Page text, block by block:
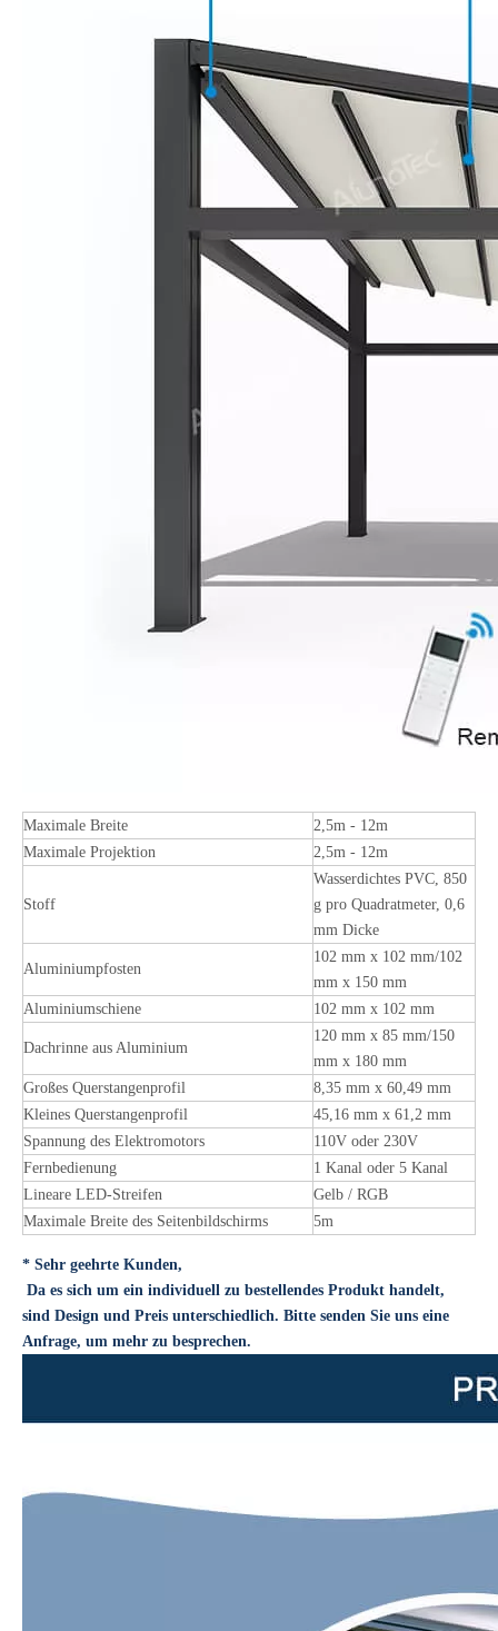
Maximale Breite
2,5m - 12m
Maximale Projektion
2,5m - 12m
Stoff
Wasserdichtes PVC, 850
g pro Quadratmeter, 0,6
mm Dicke
Aluminiumpfosten
102 mm x 102 mm/102
mm x 150 mm
Aluminiumschiene
102 mm x 102 mm
Dachrinne aus Aluminium
120 mm x 85 mm/150
mm x 180 mm
Großes Querstangenprofil
8,35 mm x 60,49 mm
Kleines Querstangenprofil
45,16 mm x 61,2 mm
Spannung des Elektromotors
110V oder 230V
Fernbedienung
1 Kanal oder 5 Kanal
Lineare LED-Streifen
Gelb / RGB
Maximale Breite des Seitenbildschirms
5m
* Sehr geehrte Kunden,
Da es sich um ein individuell zu bestellendes Produkt handelt,
sind Design und Preis unterschiedlich. Bitte senden Sie uns eine
Anfrage, um mehr zu besprechen.